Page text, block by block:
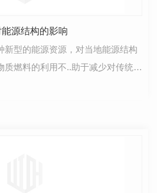
源结构的影响
新型的能源资源，对当地能源结构
质燃料的利用不..助于减少对传统石
有望降低环境污染、改善空…